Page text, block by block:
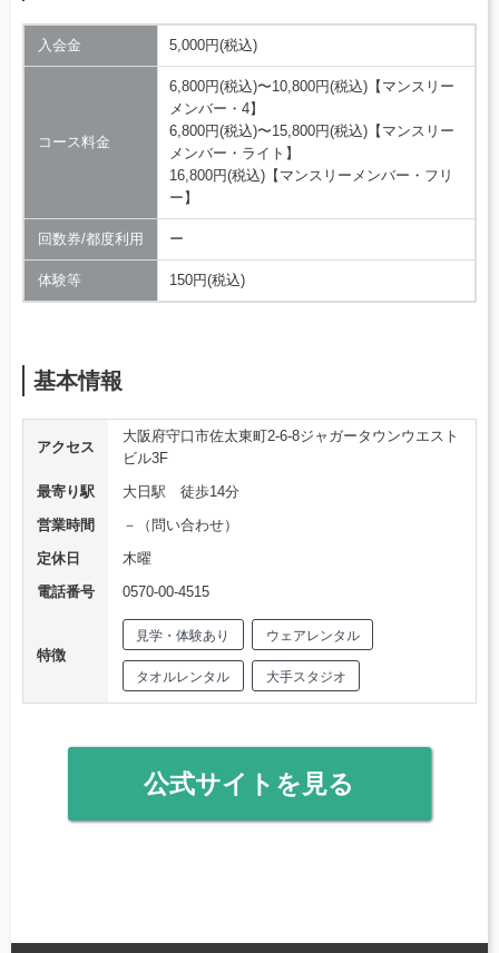
入会金 5,000円(税込)
コース料金
6,800円(税込)〜10,800円(税込)【マンスリー
メンバー・4】
6,800円(税込)〜15,800円(税込)【マンスリー
メンバー・ライト】
16,800円(税込)【マンスリーメンバー・フリ
ー】
回数券/都度利用 ー
体験等 150円(税込)
基本情報
アクセス
大阪府守口市佐太東町2-6-8ジャガータウンウエスト
ビル3F
最寄り駅
大日駅 徒歩14分
営業時間
－（問い合わせ）
定休日
木曜
電話番号
0570-00-4515
特徴
見学・体験あり ウェアレンタル
タオルレンタル 大手スタジオ
公式サイトを見る